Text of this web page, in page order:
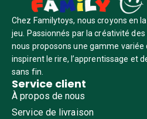
Chez Familytoys, nous croyons en
jeu. Passionnés par la créativité
nous proposons une gamme variée
inspirent le rire, l’apprentissage et
sans fin.
Service client
À propos de nous
Service de livraison